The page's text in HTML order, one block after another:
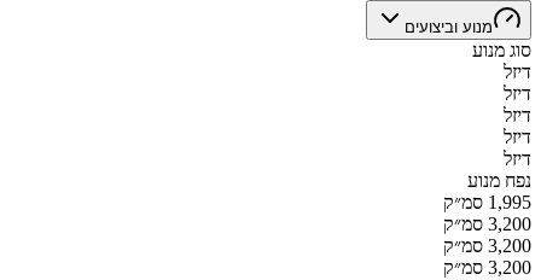
מנוע וביצועים
סוג מנוע
דיזל
דיזל
דיזל
דיזל
דיזל
נפח מנוע
1,995 סמ״ק
3,200 סמ״ק
3,200 סמ״ק
3,200 סמ״ק